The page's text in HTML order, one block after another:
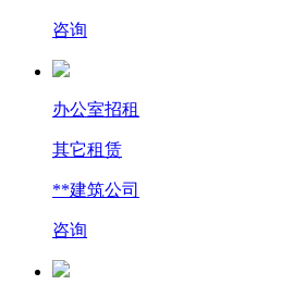
咨询
办公室招租
其它租赁
**建筑公司
咨询